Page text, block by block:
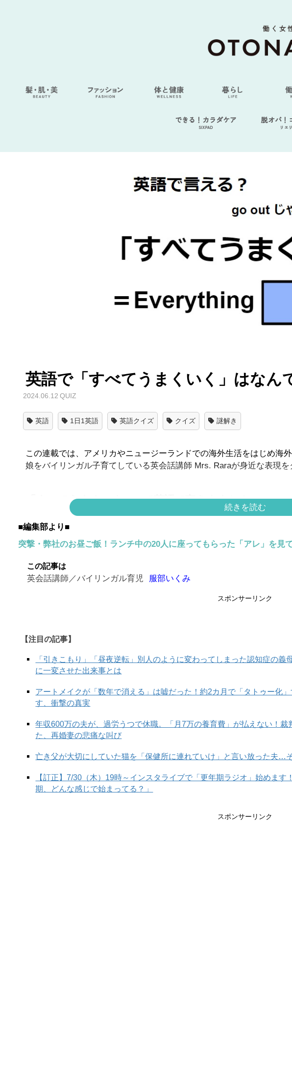
できる！カラダケア
SIXPAD
脱オバ！
リエ
英語で「すべてうまくいく」はなん
2024.06.12 QUIZ
英語 1日1英語 英語クイズ クイズ 謎解き
この連載では、アメリカやニュージーランドでの海外生活をはじめ海
娘をバイリンガル子育てしている英会話講師 Mrs. Raraが身近な表現を
「すべてうまくいく」って英語で言えますか？
↓
work out = 何とか解決する、丸く収める、何とかなる、うまくいく、
続きを読む
■編集部より■
突撃・弊社のお昼ご飯！ランチ中の20人に座ってもらった「アレ」を見
この記事は
英会話講師／バイリンガル育児 服部いくみ
スポンサーリンク
【注目の記事】
「引きこもり」「昼夜逆転」別人のように変わってしまった認知症の
に一変させた出来事とは
アートメイクが「数年で消える」は嘘だった！約2カ月で「タトゥー化
す、衝撃の真実
年収600万の夫が、過労うつで休職。「月7万の養育費」が払えない！
た、再婚妻の悲痛な叫び
亡き父が大切にしていた猫を「保健所に連れていけ」と言い放った夫…
【訂正】7/30（木）19時～インスタライブで「更年期ラジオ」始めま
期、どんな感じで始まってる？」
スポンサーリンク